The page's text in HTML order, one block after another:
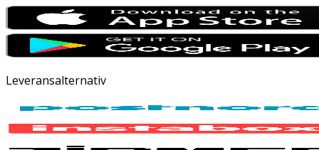
Leveransalternativ